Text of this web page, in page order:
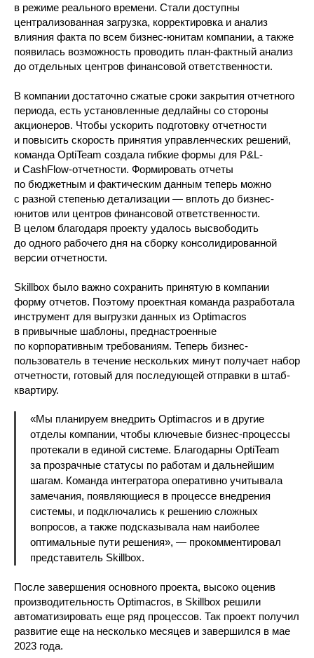
в режиме реального времени. Стали доступны
централизованная загрузка, корректировка и анализ
влияния факта по всем бизнес-юнитам компании, а также
появилась возможность проводить план-фактный анализ
до отдельных центров финансовой ответственности.
В компании достаточно сжатые сроки закрытия отчетного
периода, есть установленные дедлайны со стороны
акционеров. Чтобы ускорить подготовку отчетности
и повысить скорость принятия управленческих решений,
команда OptiTeam создала гибкие формы для P&L-
и CashFlow-отчетности. Формировать отчеты
по бюджетным и фактическим данным теперь можно
с разной степенью детализации — вплоть до бизнес-
юнитов или центров финансовой ответственности.
В целом благодаря проекту удалось высвободить
до одного рабочего дня на сборку консолидированной
версии отчетности.
Skillbox было важно сохранить принятую в компании
форму отчетов. Поэтому проектная команда разработала
инструмент для выгрузки данных из Optimacros
в привычные шаблоны, преднастроенные
по корпоративным требованиям. Теперь бизнес-
пользователь в течение нескольких минут получает набор
отчетности, готовый для последующей отправки в штаб-
квартиру.
«Мы планируем внедрить Optimacros и в другие
отделы компании, чтобы ключевые бизнес-процессы
протекали в единой системе. Благодарны OptiTeam
за прозрачные статусы по работам и дальнейшим
шагам. Команда интегратора оперативно учитывала
замечания, появляющиеся в процессе внедрения
системы, и подключались к решению сложных
вопросов, а также подсказывала нам наиболее
оптимальные пути решения», — прокомментировал
представитель Skillbox.
После завершения основного проекта, высоко оценив
производительность Optimacros, в Skillbox решили
автоматизировать еще ряд процессов. Так проект получил
развитие еще на несколько месяцев и завершился в мае
2023 года.